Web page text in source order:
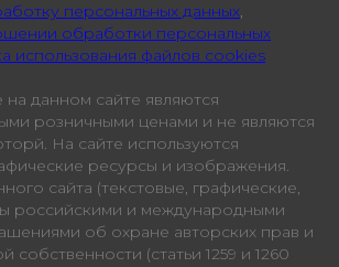
персональных данных,
обработки персональных
использования файлов cookies
на данном сайте являются
розничными ценами и не являются
На сайте используются
ресурсы и изображения.
сайта (текстовые, графические,
российскими и международными
об охране авторских прав и
собственности (статьи 1259 и 1260